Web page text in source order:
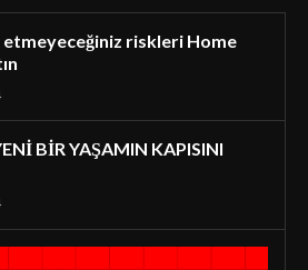
riskleri Home
BİR YAŞAMIN KAPISINI